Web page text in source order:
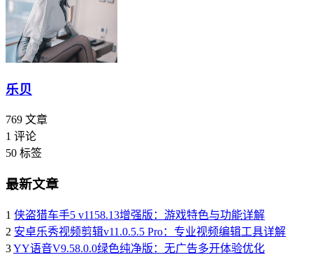
乐贝
769 文章
1 评论
50 标签
最新文章
1 侠盗猎车手5 v1158.13增强版：游戏特色与功能详解
2 安卓乐秀视频剪辑v11.0.5.5 Pro：专业视频编辑工具详解
3YY语音V9.58.0.0绿色纯净版：无广告多开体验优化